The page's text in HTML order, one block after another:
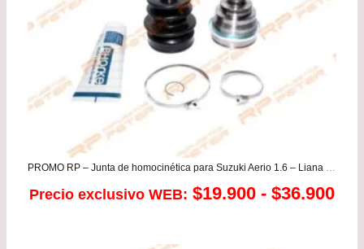
PROMO RP – Junta de homocinética para Suzuki Aerio 1.6 – Liana – Swift
Precio exclusivo WEB: $19.900 - $36.900